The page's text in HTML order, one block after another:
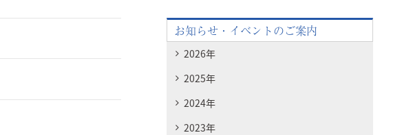
お知らせ・イベントのご案内
2026年
2025年
2024年
2023年